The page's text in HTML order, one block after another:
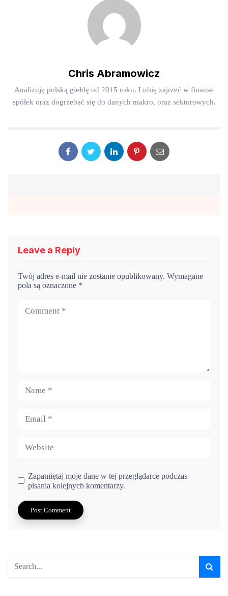
Chris Abramowicz
Analizuję polską giełdę od 2015 roku. Lubię zajrzeć w finanse
spółek oraz dogrzebać się do danych makro, oraz sektorowych.
Leave a Reply
Twój adres e-mail nie zostanie opublikowany. Wymagane
pola są oznaczone *
Zapamiętaj moje dane w tej przeglądarce podczas
pisania kolejnych komentarzy.